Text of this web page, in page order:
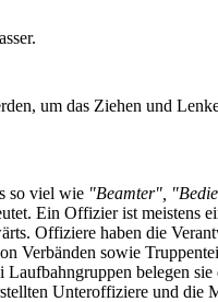
um das Ziehen und
so viel wie "Beamter",
Ein Offizier ist meistens
Offiziere haben die
Verbänden sowie
belegen sie
Unteroffiziere und die